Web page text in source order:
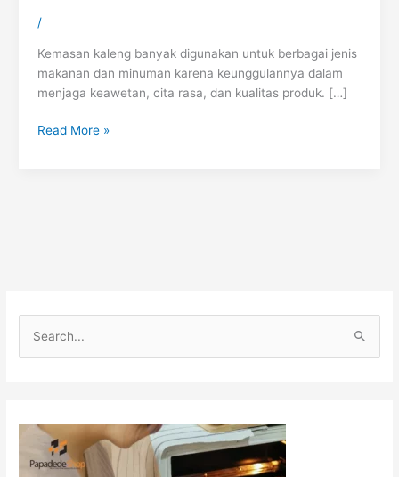
/
Kemasan kaleng banyak digunakan untuk berbagai jenis
makanan dan minuman karena keunggulannya dalam
menjaga keawetan, cita rasa, dan kualitas produk. […]
Read More »